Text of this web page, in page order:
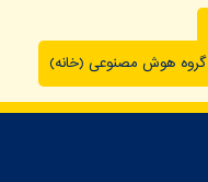
گروه هوش مصنوعی (خانه)